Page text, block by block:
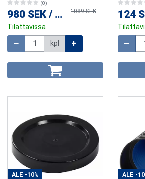
(0)
980 SEK / kpl 1089 SEK
Tilattavissa
kpl
124
ALE -10% ALE -